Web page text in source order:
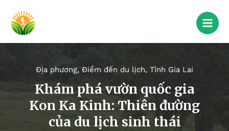
Địa phương, Điểm đến du lịch, Tỉnh Gia Lai
Khám phá vườn quốc gia
Kon Ka Kinh: Thiên đường
của du lịch sinh thái